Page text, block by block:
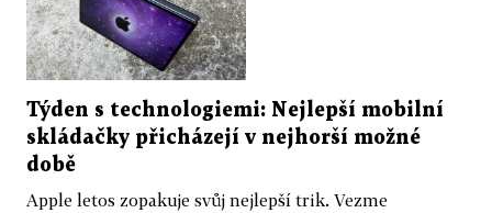
Týden s technologiemi: Nejlepší mobilní
skládačky přicházejí v nejhorší možné
době
Apple letos zopakuje svůj nejlepší trik. Vezme